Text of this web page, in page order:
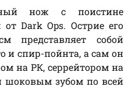
нож с поистине
Dark Ops. Острие его
представляет собой
и спир-пойнта, а сам он
на РК, серрейтором на
шоковым зубом по всей